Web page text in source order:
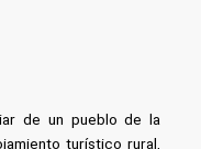
de un pueblo de la
turístico rural,